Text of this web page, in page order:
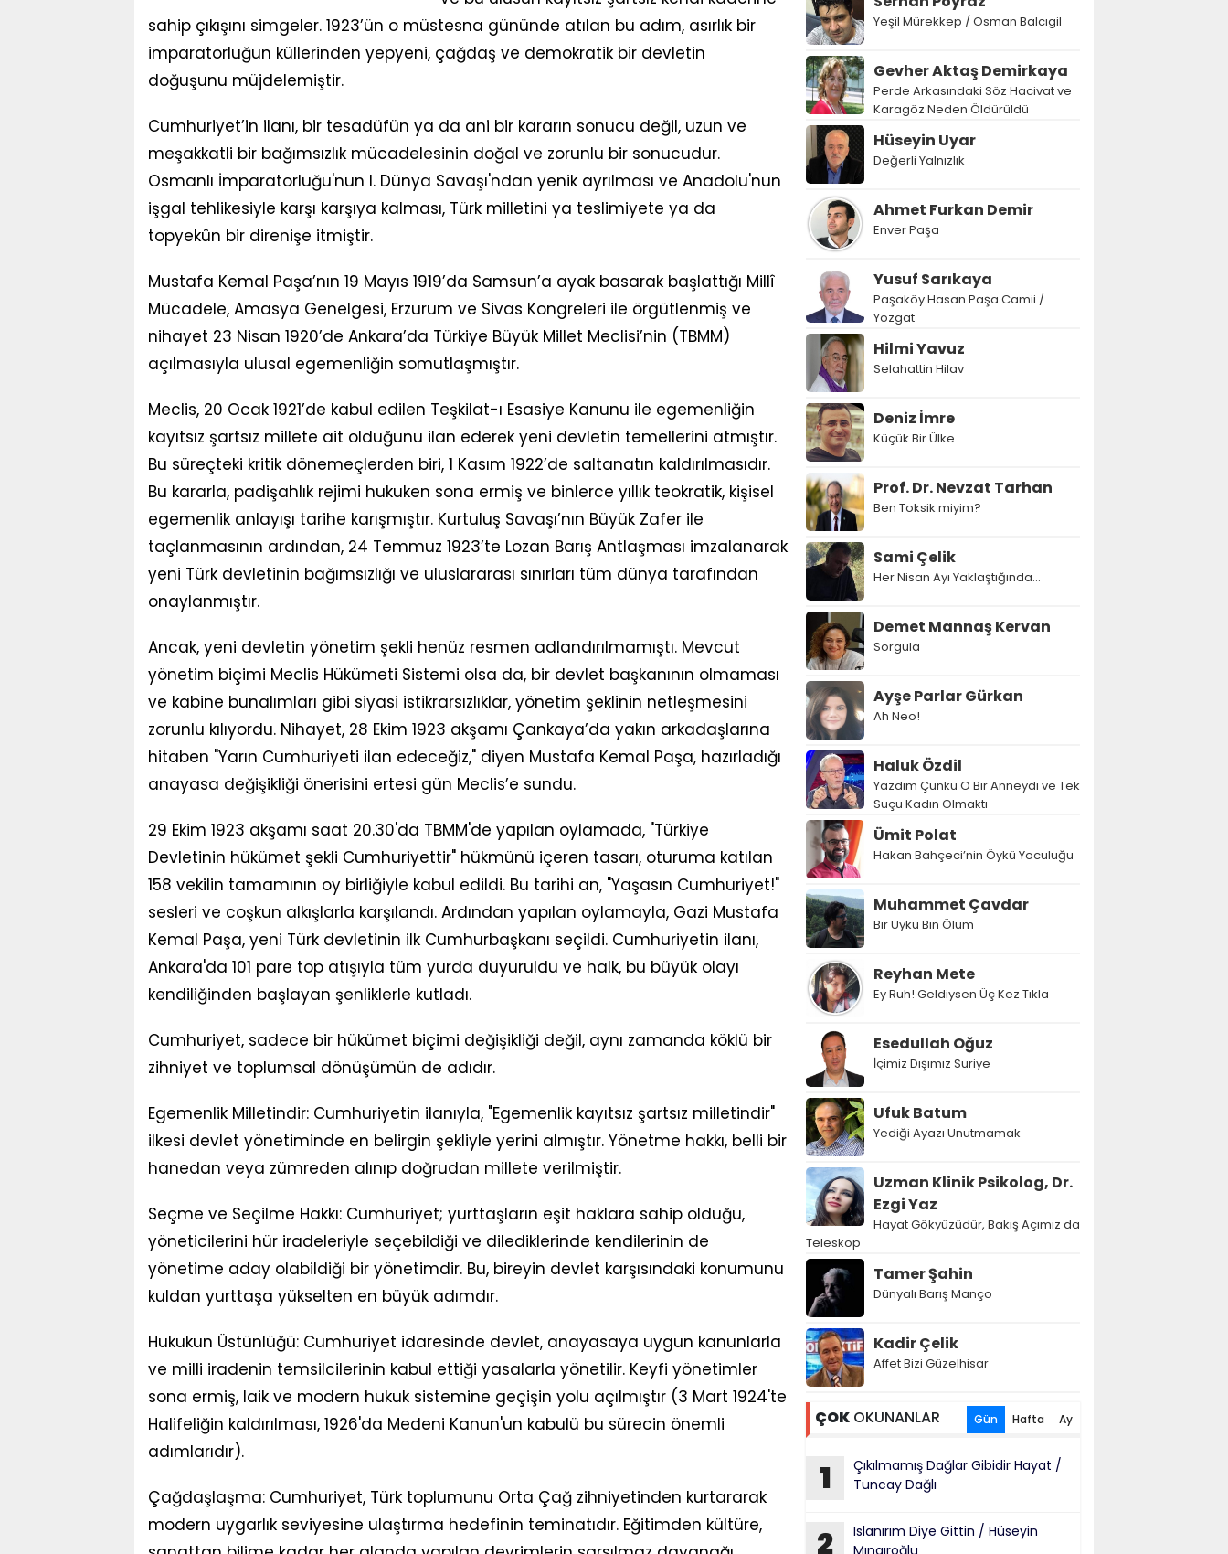
sahip çıkışını simgeler. 1923’ün o müstesna gününde atılan bu adım, asırlık bir
imparatorluğun küllerinden yepyeni, çağdaş ve demokratik bir devletin
doğuşunu müjdelemiştir.
Cumhuriyet’in ilanı, bir tesadüfün ya da ani bir kararın sonucu değil, uzun ve
meşakkatli bir bağımsızlık mücadelesinin doğal ve zorunlu bir sonucudur.
Osmanlı İmparatorluğu'nun I. Dünya Savaşı'ndan yenik ayrılması ve Anadolu'nun
işgal tehlikesiyle karşı karşıya kalması, Türk milletini ya teslimiyete ya da
topyekûn bir direnişe itmiştir.
Mustafa Kemal Paşa’nın 19 Mayıs 1919’da Samsun’a ayak basarak başlattığı Millî
Mücadele, Amasya Genelgesi, Erzurum ve Sivas Kongreleri ile örgütlenmiş ve
nihayet 23 Nisan 1920’de Ankara’da Türkiye Büyük Millet Meclisi’nin (TBMM)
açılmasıyla ulusal egemenliğin somutlaşmıştır.
Meclis, 20 Ocak 1921’de kabul edilen Teşkilat-ı Esasiye Kanunu ile egemenliğin
kayıtsız şartsız millete ait olduğunu ilan ederek yeni devletin temellerini atmıştır.
Bu süreçteki kritik dönemeçlerden biri, 1 Kasım 1922’de saltanatın kaldırılmasıdır.
Bu kararla, padişahlık rejimi hukuken sona ermiş ve binlerce yıllık teokratik, kişisel
egemenlik anlayışı tarihe karışmıştır. Kurtuluş Savaşı’nın Büyük Zafer ile
taçlanmasının ardından, 24 Temmuz 1923’te Lozan Barış Antlaşması imzalanarak
yeni Türk devletinin bağımsızlığı ve uluslararası sınırları tüm dünya tarafından
onaylanmıştır.
Ancak, yeni devletin yönetim şekli henüz resmen adlandırılmamıştı. Mevcut
yönetim biçimi Meclis Hükümeti Sistemi olsa da, bir devlet başkanının olmaması
ve kabine bunalımları gibi siyasi istikrarsızlıklar, yönetim şeklinin netleşmesini
zorunlu kılıyordu. Nihayet, 28 Ekim 1923 akşamı Çankaya’da yakın arkadaşlarına
hitaben "Yarın Cumhuriyeti ilan edeceğiz," diyen Mustafa Kemal Paşa, hazırladığı
anayasa değişikliği önerisini ertesi gün Meclis’e sundu.
29 Ekim 1923 akşamı saat 20.30'da TBMM'de yapılan oylamada, "Türkiye
Devletinin hükümet şekli Cumhuriyettir" hükmünü içeren tasarı, oturuma katılan
158 vekilin tamamının oy birliğiyle kabul edildi. Bu tarihi an, "Yaşasın Cumhuriyet!"
sesleri ve coşkun alkışlarla karşılandı. Ardından yapılan oylamayla, Gazi Mustafa
Kemal Paşa, yeni Türk devletinin ilk Cumhurbaşkanı seçildi. Cumhuriyetin ilanı,
Ankara'da 101 pare top atışıyla tüm yurda duyuruldu ve halk, bu büyük olayı
kendiliğinden başlayan şenliklerle kutladı.
Cumhuriyet, sadece bir hükümet biçimi değişikliği değil, aynı zamanda köklü bir
zihniyet ve toplumsal dönüşümün de adıdır.
Egemenlik Milletindir: Cumhuriyetin ilanıyla, "Egemenlik kayıtsız şartsız milletindir"
ilkesi devlet yönetiminde en belirgin şekliyle yerini almıştır. Yönetme hakkı, belli bir
hanedan veya zümreden alınıp doğrudan millete verilmiştir.
Seçme ve Seçilme Hakkı: Cumhuriyet; yurttaşların eşit haklara sahip olduğu,
yöneticilerini hür iradeleriyle seçebildiği ve dilediklerinde kendilerinin de
yönetime aday olabildiği bir yönetimdir. Bu, bireyin devlet karşısındaki konumunu
kuldan yurttaşa yükselten en büyük adımdır.
Hukukun Üstünlüğü: Cumhuriyet idaresinde devlet, anayasaya uygun kanunlarla
ve milli iradenin temsilcilerinin kabul ettiği yasalarla yönetilir. Keyfi yönetimler
sona ermiş, laik ve modern hukuk sistemine geçişin yolu açılmıştır (3 Mart 1924'te
Halifeliğin kaldırılması, 1926'da Medeni Kanun'un kabulü bu sürecin önemli
adımlarıdır).
Çağdaşlaşma: Cumhuriyet, Türk toplumunu Orta Çağ zihniyetinden kurtararak
modern uygarlık seviyesine ulaştırma hedefinin teminatıdır. Eğitimden kültüre,
Yeşil Mürekkep / Osman Balcıgil
Gevher Aktaş Demirkaya
Perde Arkasındaki Söz Hacivat ve
Karagöz Neden Öldürüldü
Hüseyin Uyar
Değerli Yalnızlık
Ahmet Furkan Demir
Enver Paşa
Yusuf Sarıkaya
Paşaköy Hasan Paşa Camii /
Yozgat
Hilmi Yavuz
Selahattin Hilav
Deniz İmre
Küçük Bir Ülke
Prof. Dr. Nevzat Tarhan
Ben Toksik miyim?
Sami Çelik
Her Nisan Ayı Yaklaştığında...
Demet Mannaş Kervan
Sorgula
Ayşe Parlar Gürkan
Ah Neo!
Haluk Özdil
Yazdım Çünkü O Bir Anneydi ve Tek
Suçu Kadın Olmaktı
Ümit Polat
Hakan Bahçeci’nin Öykü Yoculuğu
Muhammet Çavdar
Bir Uyku Bin Ölüm
Reyhan Mete
Ey Ruh! Geldiysen Üç Kez Tıkla
Esedullah Oğuz
İçimiz Dışımız Suriye
Ufuk Batum
Yediği Ayazı Unutmamak
Uzman Klinik Psikolog, Dr.
Ezgi Yaz
Hayat Gökyüzüdür, Bakış Açımız da
Teleskop
Tamer Şahin
Dünyalı Barış Manço
Kadir Çelik
Affet Bizi Güzelhisar
ÇOK OKUNANLAR Gün Hafta Ay
1
Çıkılmamış Dağlar Gibidir Hayat /
Tuncay Dağlı
2
Islanırım Diye Gittin / Hüseyin
Mıngıroğlu